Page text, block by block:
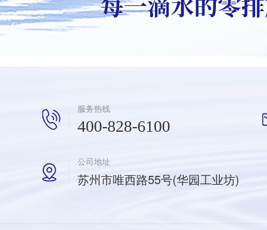
服务热线
400-828-6100
公司地址
苏州市唯西路55号(华园工业坊)